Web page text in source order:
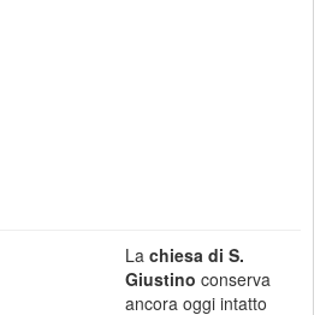
La chiesa di S.
Giustino conserva
ancora oggi intatto